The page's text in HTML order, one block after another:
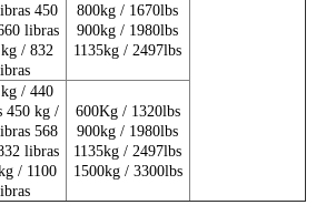
450
libras
/ 832
800kg / 1670lbs
900kg / 1980lbs
1135kg / 2497lbs
/ 440
450 kg /
568
libras
/ 1100
600Kg / 1320lbs
900kg / 1980lbs
1135kg / 2497lbs
1500kg / 3300lbs